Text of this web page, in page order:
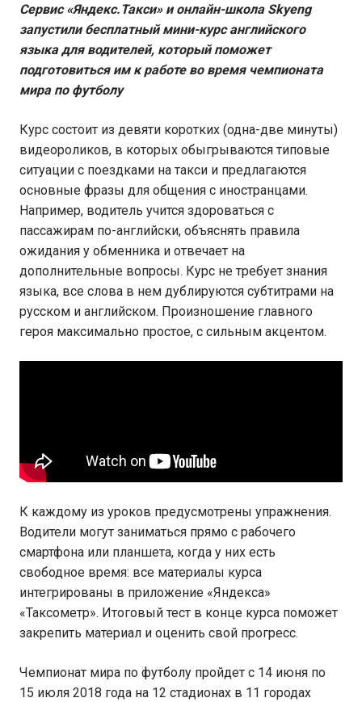
Сервис «Яндекс.Такси» и онлайн-школа Skyeng
запустили бесплатный мини-курс английского
языка для водителей, который поможет
подготовиться им к работе во время чемпионата
мира по футболу
Курс состоит из девяти коротких (одна-две минуты)
видеороликов, в которых обыгрываются типовые
ситуации с поездками на такси и предлагаются
основные фразы для общения с иностранцами.
Например, водитель учится здороваться с
пассажирам по-английски, объяснять правила
ожидания у обменника и отвечает на
дополнительные вопросы. Курс не требует знания
языка, все слова в нем дублируются субтитрами на
русском и английском. Произношение главного
героя максимально простое, с сильным акцентом.
К каждому из уроков предусмотрены упражнения.
Водители могут заниматься прямо с рабочего
смартфона или планшета, когда у них есть
свободное время: все материалы курса
интегрированы в приложение «Яндекса»
«Таксометр». Итоговый тест в конце курса поможет
закрепить материал и оценить свой прогресс.
Чемпионат мира по футболу пройдет с 14 июня по
15 июля 2018 года на 12 стадионах в 11 городах